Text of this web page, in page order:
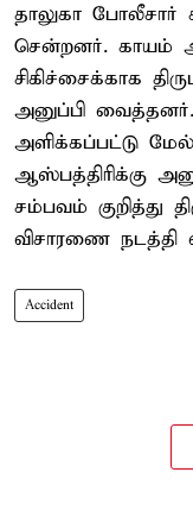
தாலுகா போலீசார்
சென்றனர். காயம்
சிகிச்சைக்காக
அனுப்பி வைத்தனர்.
அளிக்கப்பட்டு
ஆஸ்பத்திரிக்கு
சம்பவம் குறித்து
விசாரணை நடத்தி
Accident